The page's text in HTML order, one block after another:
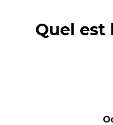
Quel est